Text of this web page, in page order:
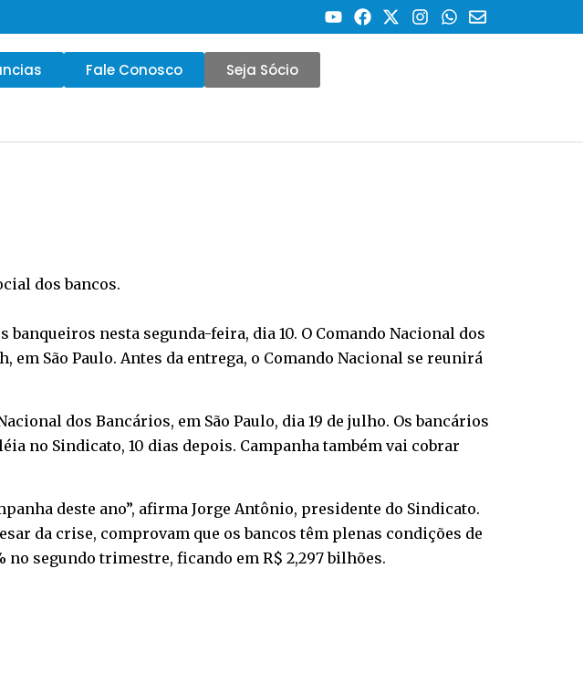
Fale Conosco Seja Sócio
dos bancos.
nesta segunda-feira, dia 10. O Comando Nacional dos
em São Paulo. Antes da entrega, o Comando Nacional se reunirá
dos Bancários, em São Paulo, dia 19 de julho. Os bancários
no Sindicato, 10 dias depois. Campanha também vai cobrar
deste ano”, afirma Jorge Antônio, presidente do Sindicato.
da crise, comprovam que os bancos têm plenas condições de
no segundo trimestre, ficando em R$ 2,297 bilhões.